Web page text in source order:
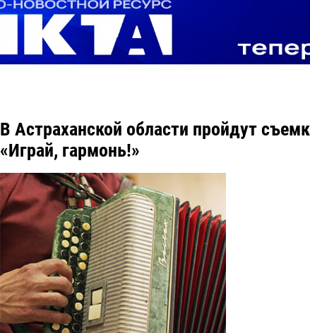
В Астраханской области пройдут
«Играй, гармонь!»